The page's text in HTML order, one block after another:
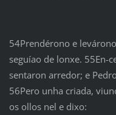
54Prendérono e
seguíao de lonxe. 55En-
sentaron arredor; e
56Pero unha criada,
os ollos nel e dixo: